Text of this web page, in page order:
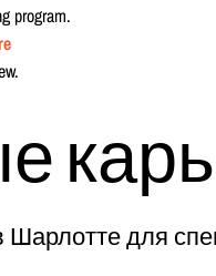
program.
Шарлотте для